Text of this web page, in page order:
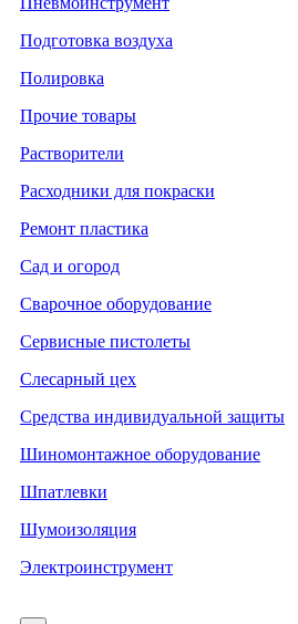
Подготовка воздуха
Полировка
Прочие товары
Растворители
Расходники для покраски
Ремонт пластика
Сад и огород
Сварочное оборудование
Сервисные пистолеты
Слесарный цех
Средства индивидуальной защиты
Шиномонтажное оборудование
Шпатлевки
Шумоизоляция
Электроинструмент